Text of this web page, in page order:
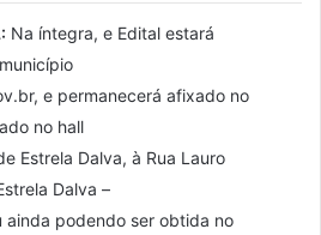
Na íntegra, e Edital estará
e permanecerá afixado no
no hall
Estrela Dalva, à Rua Lauro
Dalva –
ainda podendo ser obtida no